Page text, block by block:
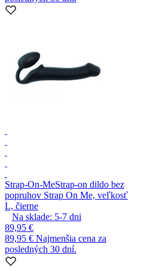
Strap-On-MeStrap-on dildo bez
popruhov Strap On Me, veľkosť
L, čierne
Na sklade: 5-7 dni
89,95 €
89,95 € Najmenšia cena za
posledných 30 dní.